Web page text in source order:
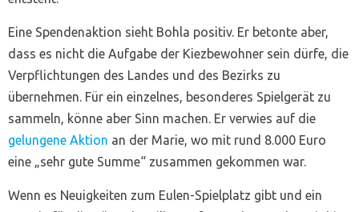
Eine Spendenaktion sieht Bohla positiv. Er betonte aber,
dass es nicht die Aufgabe der Kiezbewohner sein dürfe, die
Verpflichtungen des Landes und des Bezirks zu
übernehmen. Für ein einzelnes, besonderes Spielgerät zu
sammeln, könne aber Sinn machen. Er verwies auf die
gelungene Aktion an der Marie, wo mit rund 8.000 Euro
eine „sehr gute Summe“ zusammen gekommen war.
Wenn es Neuigkeiten zum Eulen-Spielplatz gibt und ein